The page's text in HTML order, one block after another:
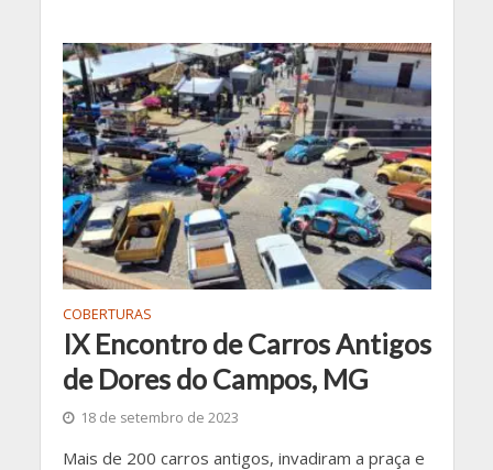
COBERTURAS
IX Encontro de Carros Antigos
de Dores do Campos, MG
18 de setembro de 2023
Mais de 200 carros antigos, invadiram a praça e